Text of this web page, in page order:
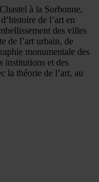
à la Sorbonne,
de l’art en
des villes
de l’art urbain, de
monumentale des
institutions et des
la théorie de l’art, au